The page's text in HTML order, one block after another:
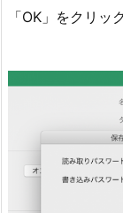
「OK」をクリッ